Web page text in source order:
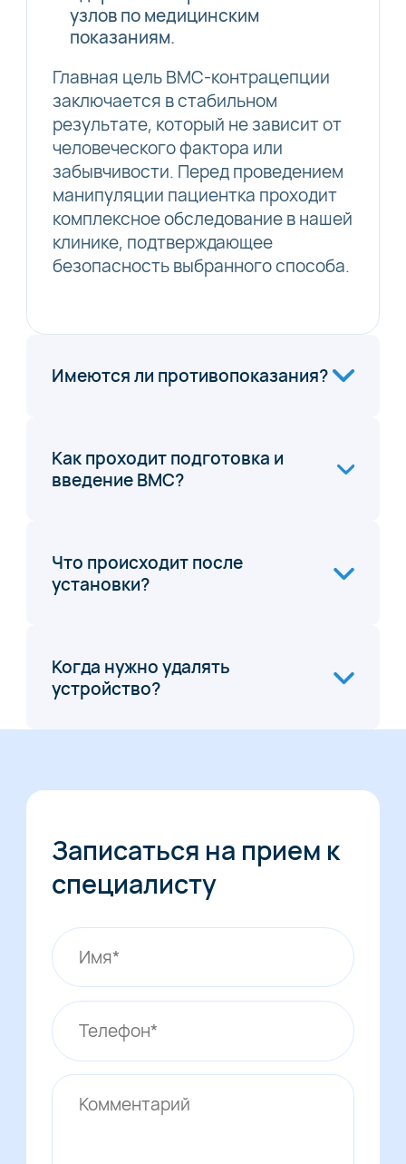
узлов по медицинским
показаниям.
Главная цель ВМС-контрацепции
заключается в стабильном
результате, который не зависит от
человеческого фактора или
забывчивости. Перед проведением
манипуляции пациентка проходит
комплексное обследование в нашей
клинике, подтверждающее
безопасность выбранного способа.
Имеются ли противопоказания?
Как проходит подготовка и
введение ВМС?
Что происходит после
установки?
Когда нужно удалять
устройство?
Записаться на прием к
специалисту